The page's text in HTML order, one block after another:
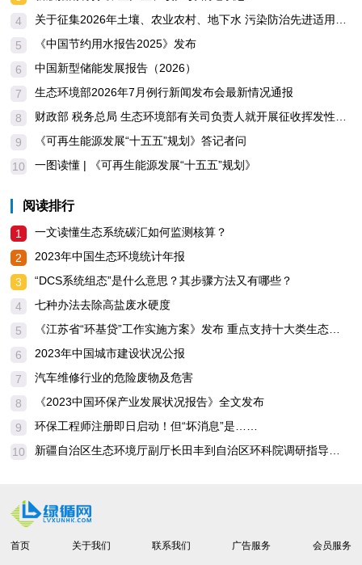
4
5
《中国节约用水报告2025》发布
6
中国新型储能发展报告（2026）
7
生态环境部2026年7月例行新闻发布会最新情况通报
8
9
《可再生能源发展“十五五”规划》答记者问
10
一图读懂 | 《可再生能源发展“十五五”规划》
阅读排行
1
一文读懂生态系统碳汇如何监测核算？
2
2023年中国生态环境统计年报
3
“DCS系统组态”是什么意思？其步骤方法又有哪些？
4
七种办法去除高盐废水硬度
5
6
2023年中国城市建设状况公报
7
汽车维修行业的危险废物及危害
8
《2023中国环保产业发展状况报告》全文发布
9
环保工程师注册即日启动！但“坏消息”是……
10
首页 关于我们 联系我们 广告服务 会员服务